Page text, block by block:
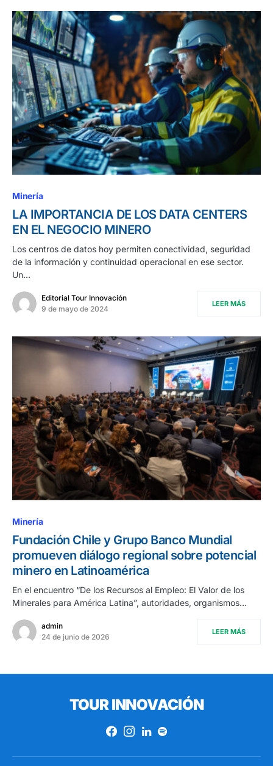
Minería
LA IMPORTANCIA DE LOS DATA CENTERS
EN EL NEGOCIO MINERO
Los centros de datos hoy permiten conectividad, seguridad
de la información y continuidad operacional en ese sector.
Un…
Editorial Tour Innovación
9 de mayo de 2024
LEER MÁS
Minería
Fundación Chile y Grupo Banco Mundial
promueven diálogo regional sobre potencial
minero en Latinoamérica
En el encuentro “De los Recursos al Empleo: El Valor de los
Minerales para América Latina”, autoridades, organismos…
admin
24 de junio de 2026
LEER MÁS
TOUR INNOVACIÓN